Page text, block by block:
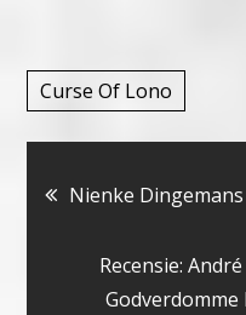
Curse Of Lono
Bericht
Nienke
Recensie:
Godverdomme